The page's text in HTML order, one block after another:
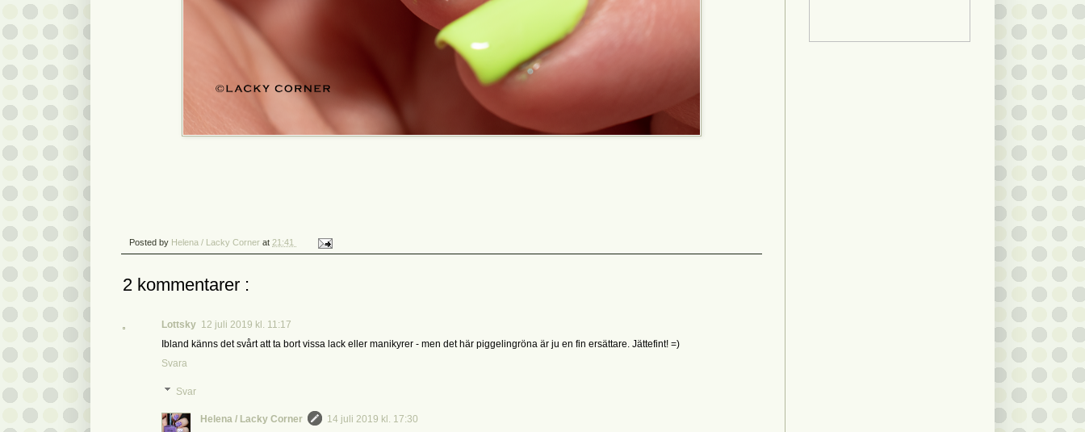
Posted by Helena / Lacky Corner at 21:41
2 kommentarer :
Lottsky 12 juli 2019 kl. 11:17
Ibland känns det svårt att ta bort vissa lack eller manikyrer - men det här piggelingröna är ju en fin ersättare. Jättefint! =)
Svara
Svar
Helena / Lacky Corner
14 juli 2019 kl. 17:30